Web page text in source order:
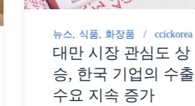
뉴스 식품 화장품 ccickorea
대만 시장 관심도 상
승, 한국 기업의 수출
수요 지속 증가